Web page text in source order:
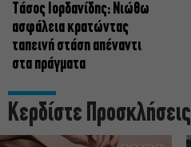
Tάσος Ιορδανίδης: Νιώθω
ασφάλεια κρατώντας
ταπεινή στάση απέναντι
στα πράγματα
Κερδίστε Προσκλήσεις